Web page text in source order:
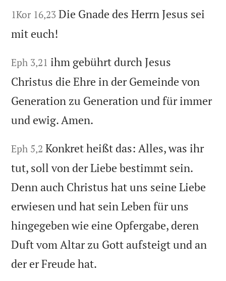
1Kor 16,23 Die Gnade des Herrn Jesus sei
mit euch!
Eph 3,21 ihm gebührt durch Jesus
Christus die Ehre in der Gemeinde von
Generation zu Generation und für immer
und ewig. Amen.
Eph 5,2 Konkret heißt das: Alles, was ihr
tut, soll von der Liebe bestimmt sein.
Denn auch Christus hat uns seine Liebe
erwiesen und hat sein Leben für uns
hingegeben wie eine Opfergabe, deren
Duft vom Altar zu Gott aufsteigt und an
der er Freude hat.